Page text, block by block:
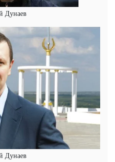
Дунаев
Дунаев